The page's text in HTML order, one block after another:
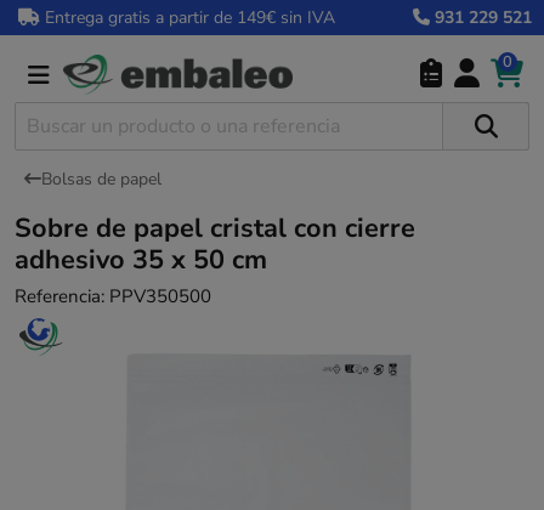
Entrega gratis a partir de 149€ sin IVA 931 229 521
0
Bolsas de papel
Sobre de papel cristal con cierre
adhesivo 35 x 50 cm
Referencia: PPV350500